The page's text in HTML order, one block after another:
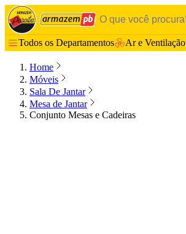
Todos os Departamentos Ar e Ventilação
Home
Móveis
Sala De Jantar
Mesa de Jantar
Conjunto Mesas e Cadeiras